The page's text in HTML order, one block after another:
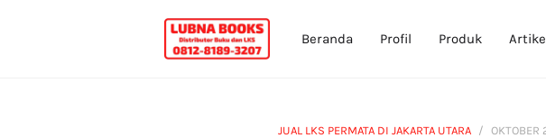
Beranda Profil Produk
JUAL LKS PERMATA DI JAKARTA UTARA